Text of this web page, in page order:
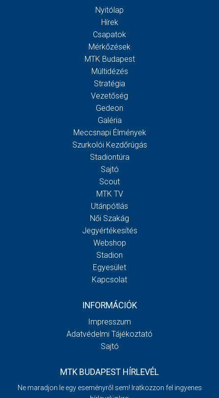
Nyitólap
Hírek
Csapatok
Mérkőzések
MTK Budapest
Múltidézés
Stratégia
Vezetőség
Gedeon
Galéria
Meccsnapi Élmények
Szurkolói Kezdőrúgás
Stadiontúra
Sajtó
Scout
MTK TV
Utánpótlás
Női Szakág
Jegyértékesítés
Webshop
Stadion
Egyesület
Kapcsolat
INFORMÁCIÓK
Impresszum
Adatvédelmi Tájékoztató
Sajtó
MTK BUDAPEST HÍRLEVÉL
Ne maradjon le egy eseményről sem! Iratkozzon fel ingyenes